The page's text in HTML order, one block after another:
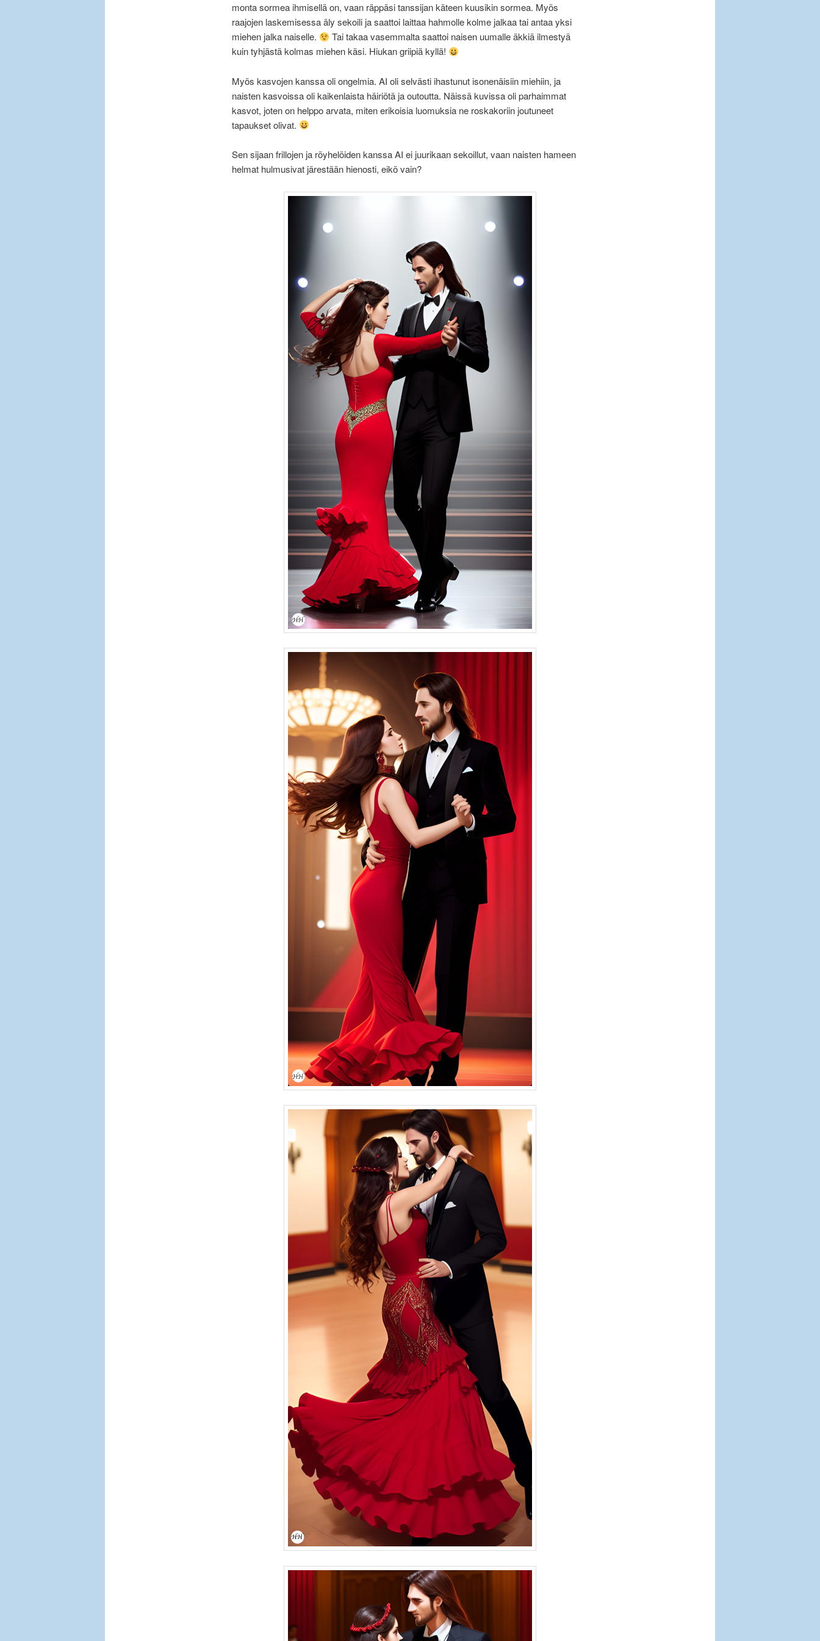
monta sormea ihmisellä on, vaan räppäsi tanssijan käteen kuusikin sormea. Myös
raajojen laskemisessa äly sekoili ja saattoi laittaa hahmolle kolme jalkaa tai antaa yksi
miehen jalka naiselle.
Tai takaa vasemmalta saattoi naisen uumalle äkkiä ilmestyä
kuin tyhjästä kolmas miehen käsi. Hiukan griipiä kyllä!
Myös kasvojen kanssa oli ongelmia. AI oli selvästi ihastunut isonenäisiin miehiin, ja
naisten kasvoissa oli kaikenlaista häiriötä ja outoutta. Näissä kuvissa oli parhaimmat
kasvot, joten on helppo arvata, miten erikoisia luomuksia ne roskakoriin joutuneet
tapaukset olivat.
Sen sijaan frillojen ja röyhelöiden kanssa AI ei juurikaan sekoillut, vaan naisten hameen
helmat hulmusivat järestään hienosti, eikö vain?